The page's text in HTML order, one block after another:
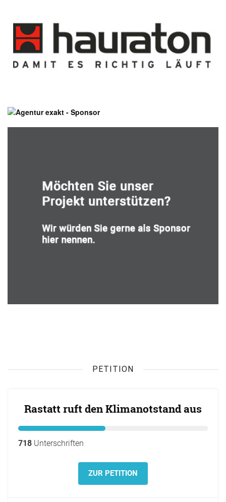
PETITION
Rastatt ruft den Klimanotstand aus
718 Unterschriften
ZUR PETITION